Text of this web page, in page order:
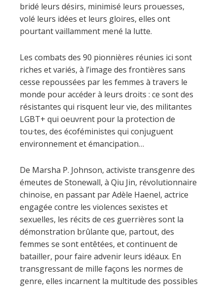
bridé leurs désirs, minimisé leurs prouesses,
volé leurs idées et leurs gloires, elles ont
pourtant vaillamment mené la lutte.
Les combats des 90 pionnières réunies ici sont
riches et variés, à l’image des frontières sans
cesse repoussées par les femmes à travers le
monde pour accéder à leurs droits : ce sont des
résistantes qui risquent leur vie, des militantes
LGBT+ qui oeuvrent pour la protection de
tou·tes, des écoféministes qui conjuguent
environnement et émancipation…
De Marsha P. Johnson, activiste transgenre des
émeutes de Stonewall, à Qiu Jin, révolutionnaire
chinoise, en passant par Adèle Haenel, actrice
engagée contre les violences sexistes et
sexuelles, les récits de ces guerrières sont la
démonstration brûlante que, partout, des
femmes se sont entêtées, et continuent de
batailler, pour faire advenir leurs idéaux. En
transgressant de mille façons les normes de
genre, elles incarnent la multitude des possibles